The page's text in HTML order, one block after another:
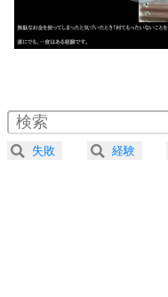
ストレ
人生
気楽に
4 器の大
プラ
2.0倍速 （254KB 1分4
2.5倍速 （203KB 51秒
3.0倍速 （169KB 43秒）
失敗 経験